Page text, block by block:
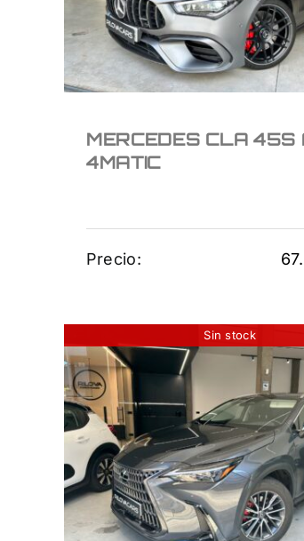
67.950€
MERCEDES CLA 45S
4MATIC
Precio:
Sin stock
LEXUS NX350
BUSINESS
46.950€